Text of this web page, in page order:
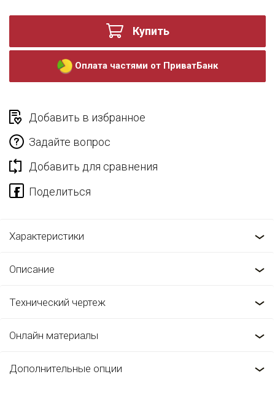
Купить
Оплата частями от ПриватБанк
Добавить в избранное
Задайте вопрос
Добавить для сравнения
Характеристики
Описание
Технический чертеж
Онлайн материалы
Дополнительные опции